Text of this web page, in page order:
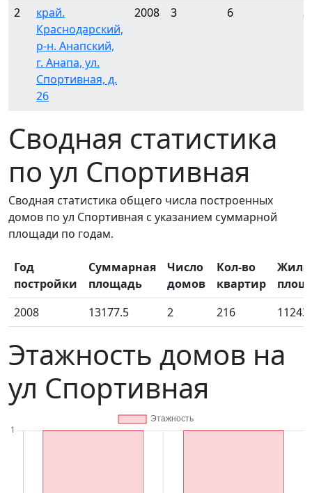
2
край.
Краснодарский,
р-н. Анапский,
г. Анапа, ул.
Спортивная, д.
26
2008 3 6
Сводная статистика
по ул Спортивная
Сводная статистика общего числа построенных
домов по ул Спортивная с указанием суммарной
площади по годам.
Год
постройки
Суммарная
площадь
Число
домов
Кол-во
квартир
2008
13177.5 2 216
Этажность домов на
ул Спортивная